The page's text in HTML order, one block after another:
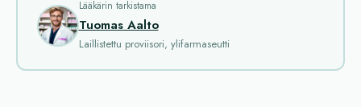
Lääkärin tarkistama
Tuomas Aalto
Laillistettu proviisori, ylifarmaseutti